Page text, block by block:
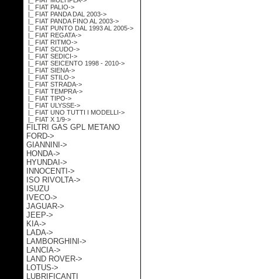
|_ FIAT PALIO->
|_ FIAT PANDA DAL 2003->
|_ FIAT PANDA FINO AL 2003->
|_ FIAT PUNTO DAL 1993 AL 2005->
|_ FIAT REGATA->
|_ FIAT RITMO->
|_ FIAT SCUDO->
|_ FIAT SEDICI->
|_ FIAT SEICENTO 1998 - 2010->
|_ FIAT SIENA->
|_ FIAT STILO->
|_ FIAT STRADA->
|_ FIAT TEMPRA->
|_ FIAT TIPO->
|_ FIAT ULYSSE->
|_ FIAT UNO TUTTI I MODELLI->
|_ FIAT X 1/9->
FILTRI GAS GPL METANO
FORD->
GIANNINI->
HONDA->
HYUNDAI->
INNOCENTI->
ISO RIVOLTA->
ISUZU
IVECO->
JAGUAR->
JEEP->
KIA->
LADA->
LAMBORGHINI->
LANCIA->
LAND ROVER->
LOTUS->
LUBRIFICANTI